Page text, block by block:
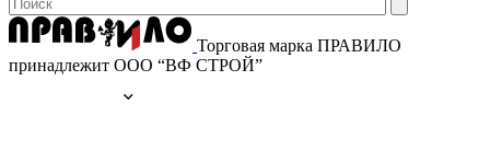
Торговая марка ПРАВИЛО
принадлежит ООО “ВФ СТРОЙ”